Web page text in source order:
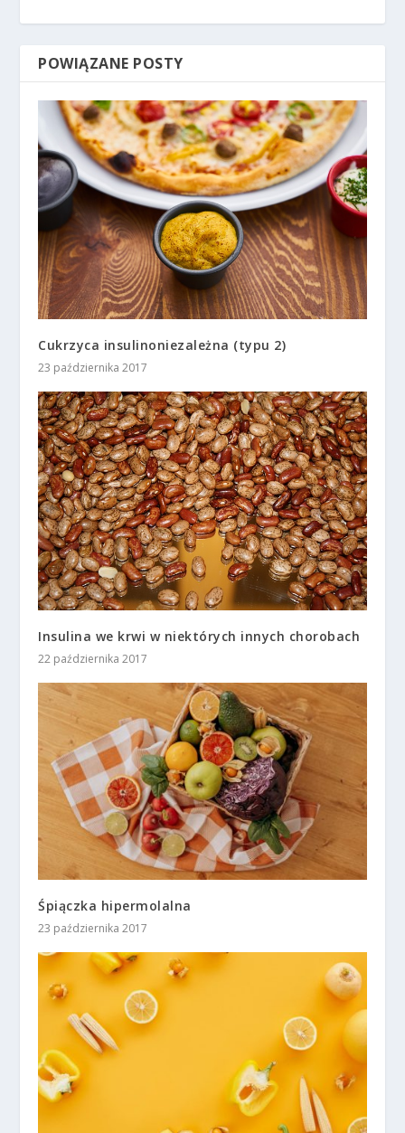
POWIĄZANE POSTY
Cukrzyca insulinoniezależna (typu 2)
23 października 2017
Insulina we krwi w niektórych innych chorobach
22 października 2017
Śpiączka hipermolalna
23 października 2017